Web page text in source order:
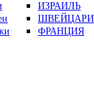
ИЗРАИЛЬ
ФРАНЦИЯ